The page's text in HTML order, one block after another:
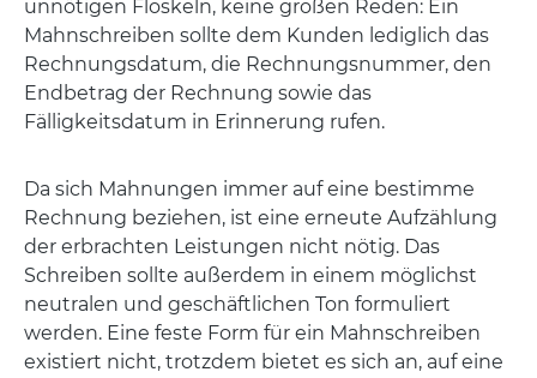
unnötigen Floskeln, keine großen Reden: Ein
Mahnschreiben sollte dem Kunden lediglich das
Rechnungsdatum, die Rechnungsnummer, den
Endbetrag der Rechnung sowie das
Fälligkeitsdatum in Erinnerung rufen.
Da sich Mahnungen immer auf eine bestimme
Rechnung beziehen, ist eine erneute Aufzählung
der erbrachten Leistungen nicht nötig. Das
Schreiben sollte außerdem in einem möglichst
neutralen und geschäftlichen Ton formuliert
werden. Eine feste Form für ein Mahnschreiben
existiert nicht, trotzdem bietet es sich an, auf eine